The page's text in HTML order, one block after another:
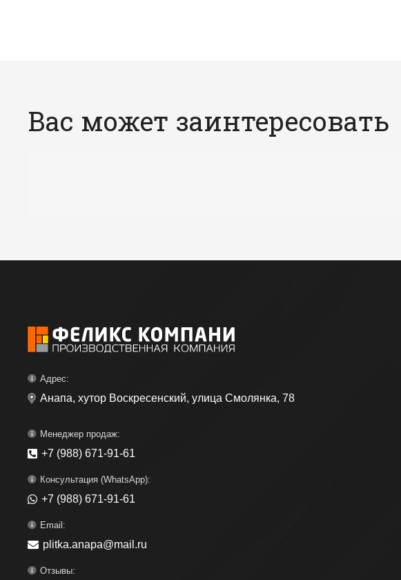
Вас может заинтересовать
Адрес:
Анапа, хутор Воскресенский, улица Смолянка, 78
Менеджер продаж:
+7 (988) 671-91-61
Консультация (WhatsApp):
+7 (988) 671-91-61
Email:
plitka.anapa@mail.ru
Отзывы: